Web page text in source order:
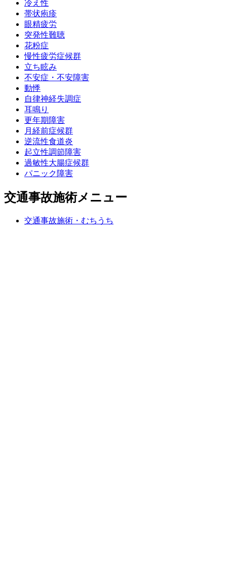
冷え性
帯状疱疹
眼精疲労
突発性難聴
花粉症
慢性疲労症候群
立ち眩み
不安症・不安障害
動悸
自律神経失調症
耳鳴り
更年期障害
月経前症候群
逆流性食道炎
起立性調節障害
過敏性大腸症候群
パニック障害
交通事故施術メニュー
交通事故施術・むちうち